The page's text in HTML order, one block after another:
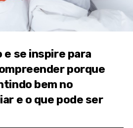
e se inspire para
porque
bem no
e o que pode ser